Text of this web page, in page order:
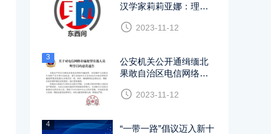
汉学家莉莉亚娜：理解
袍、中国结等符号
2023-11-12
3
公安机关公开通缉缅北
果敢自治区电信网络诈
2023-11-12
4
“一带一路”倡议迈入新十